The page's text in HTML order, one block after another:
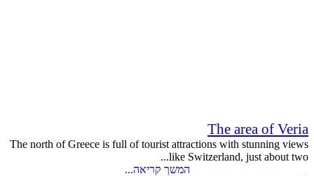
The area of Veria
The north of Greece is full of tourist attractions with stunning views
like Switzerland, just about two...
המשך קריאה...